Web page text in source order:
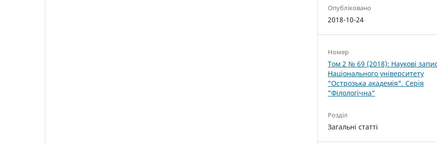
Опубліковано
2018-10-24
Номер
Том 2 № 69 (2018): Наукові
Національного університету
"Острозька академія". Серія
"Філологічна"
Розділ
Загальні статті